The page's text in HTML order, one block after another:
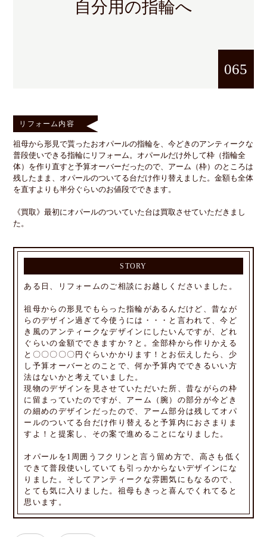
自分用の指輪へ
065
リフォーム内容
祖母から形見で貰ったおオパールの指輪を、今どきのアンティークな
普段使いできる指輪にリフォーム。オパールだけ外して枠（指輪全
体）を作り直すと予算オーバーだったので、アーム（枠）のところは
残したまま、オパールのついてる台だけ作り替えました。金額も全体
を直すよりも半分ぐらいのお値段でできます。
《買取》最初にオパールのついていた台は買取させていただきまし
た。
STORY
ある日、リフォームのご相談にお越しくださいました。
祖母からの形見でもらった指輪があるんだけど、昔なが
らのデザイン過ぎて今使うには・・・と言われて、今ど
き風のアンティークなデザインにしたいんですが、どれ
ぐらいの金額でできますか？と。全部枠から作りかえる
と〇〇〇〇〇円ぐらいかかります！とお伝えしたら、少
し予算オーバーとのことで、何か予算内でできるいい方
法はないかと考えていました。
現物のデザインを見させていただいた所、昔ながらの枠
に留まっていたのですが、アーム（腕）の部分が今どき
の細めのデザインだったので、アーム部分は残してオパ
ールのついてる台だけ作り替えると予算内におさまりま
すよ！と提案し、その案で進めることになりました。
オパールを1周囲うフクリンと言う留め方で、高さも低く
できて普段使いしていても引っかからないデザインにな
りました。そしてアンティークな雰囲気にもなるので、
とても気に入りました。祖母もきっと喜んでくれてると
思います。